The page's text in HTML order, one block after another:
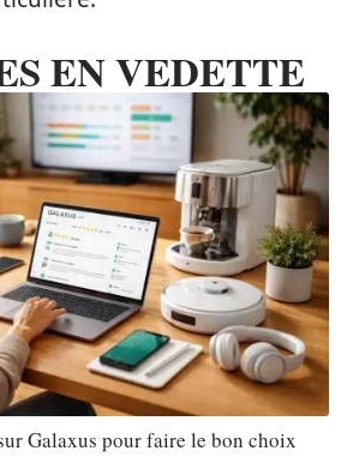
EN VEDETTE
Galaxus pour faire le bon choix